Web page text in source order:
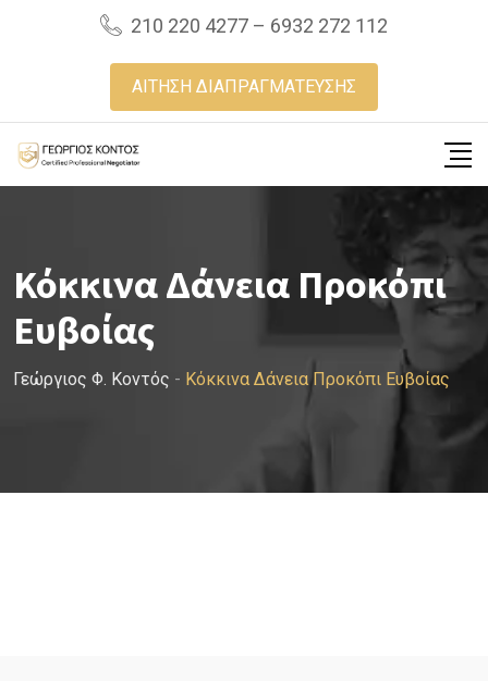
210 220 4277 – 6932 272 112
ΑΙΤΗΣΗ ΔΙΑΠΡΑΓΜΑΤΕΥΣΗΣ
Κόκκινα Δάνεια Προκόπι
Ευβοίας
Γεώργιος Φ. Κοντός - Κόκκινα Δάνεια Προκόπι Ευβοίας